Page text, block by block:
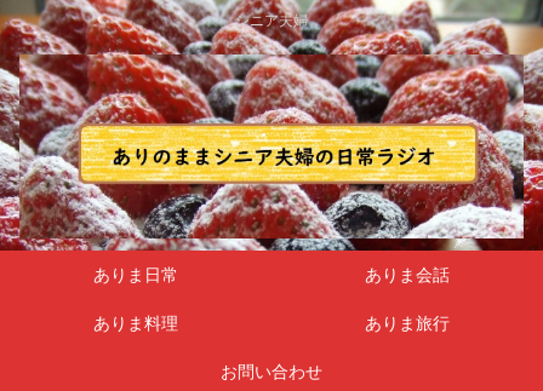
シニア夫婦
ありま日常 ありま会話
ありま料理 ありま旅行
お問い合わせ